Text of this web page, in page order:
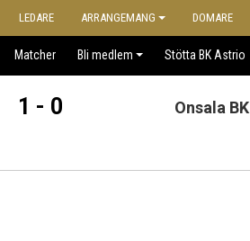
LEDARE ARRANGEMANG DOMARE
Matcher Bli medlem Stötta BK Astrio
1 - 0 Onsala BK